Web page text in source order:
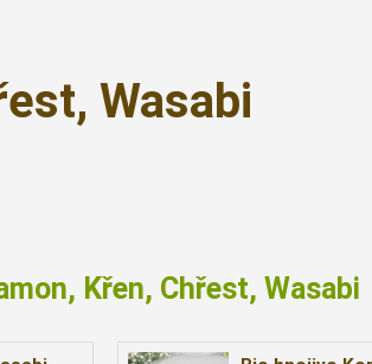
Wasabi
Křen, Chřest, Wasabi